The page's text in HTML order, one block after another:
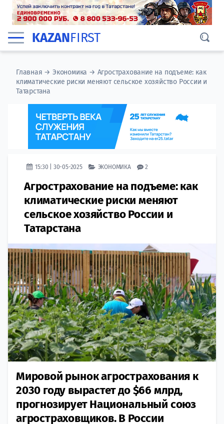
KAZANFIRST
Главная →Экономика → Агрострахование на подъеме: как
климатические риски меняют сельское хозяйство России и
Татарстана
15:30 | 30-05-2025 ЭКОНОМИКА 2
Агрострахование на подъеме: как
климатические риски меняют
сельское хозяйство России и
Татарстана
Мировой рынок агрострахования к
2030 году вырастет до $66 млрд,
прогнозирует Национальный союз
агростраховщиков. В России